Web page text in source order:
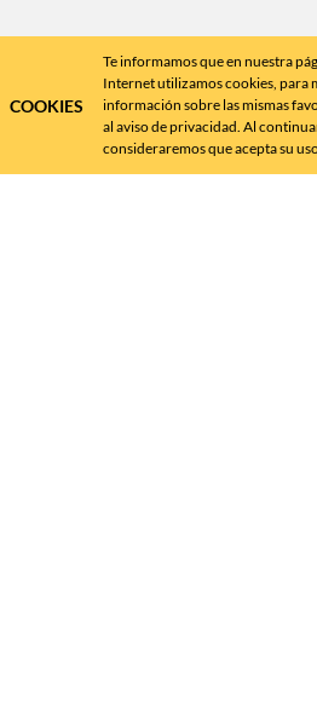
COOKIES
Te informamos que en nuestra
Internet utilizamos cookies, para
información sobre las mismas
al aviso de privacidad. Al
consideraremos que acepta su
Ayuda